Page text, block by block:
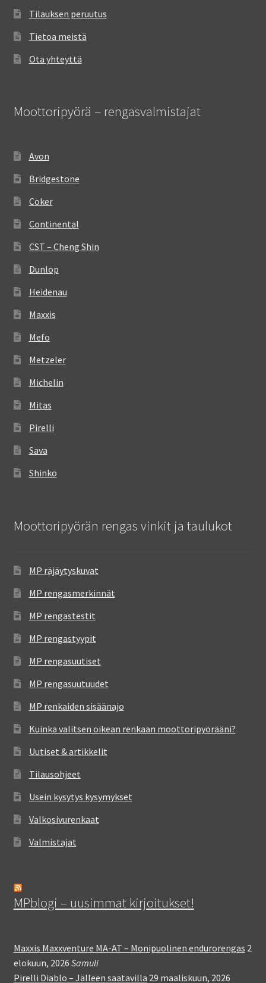
Tilauksen peruutus
Tietoa meistä
Ota yhteyttä
Moottoripyörä – rengasvalmistajat
Avon
Bridgestone
Coker
Continental
CST – Cheng Shin
Dunlop
Heidenau
Maxxis
Mefo
Metzeler
Michelin
Mitas
Pirelli
Sava
Shinko
Moottoripyörän rengas vinkit ja taulukot
MP räjäytyskuvat
MP rengasmerkinnät
MP rengastestit
MP rengastyypit
MP rengasuutiset
MP rengasuutuudet
MP renkaiden sisäänajo
Kuinka valitsen oikean renkaan moottoripyörääni?
Uutiset & artikkelit
Tilausohjeet
Usein kysytys kysymykset
Valkosivurenkaat
Valmistajat
MPblogi – uusimmat kirjoitukset!
Maxxis Maxxventure MA-AT – Monipuolinen endurorengas 2
elokuun, 2026 Samuli
Pirelli Diablo – Jälleen saatavilla 29 maaliskuun, 2026